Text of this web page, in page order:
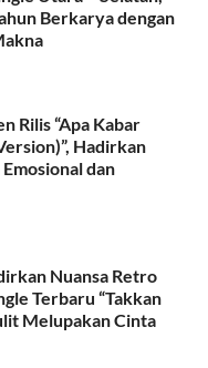
Berkarya dengan
Rilis “Apa Kabar
Hadirkan
dan
Nuansa Retro
Terbaru “Takkan
Melupakan Cinta